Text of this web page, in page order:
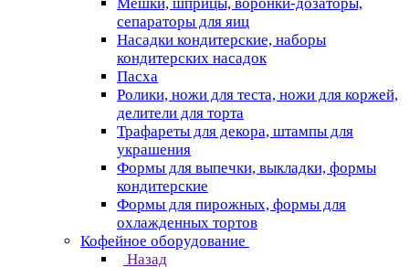
сепараторы для яиц
Насадки кондитерские, наборы
кондитерских насадок
Пасха
Ролики, ножи для теста, ножи для коржей,
делители для торта
Трафареты для декора, штампы для
украшения
Формы для выпечки, выкладки, формы
кондитерские
Формы для пирожных, формы для
охлажденных тортов
Кофейное оборудование
Назад